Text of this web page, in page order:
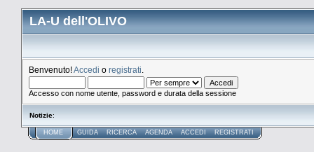
LA-U dell'OLIVO
Benvenuto!Accedi o registrati
Accesso con nome utente, password e durata della sessione
Notizie:
HOME GUIDA RICERCA AGENDA ACCEDI REGISTRATI